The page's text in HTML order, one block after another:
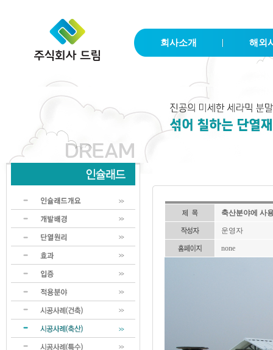
회사소개 해외
축산분야에 사
운영자
none